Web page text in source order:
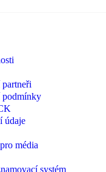
podmínky
údaje
média
systém